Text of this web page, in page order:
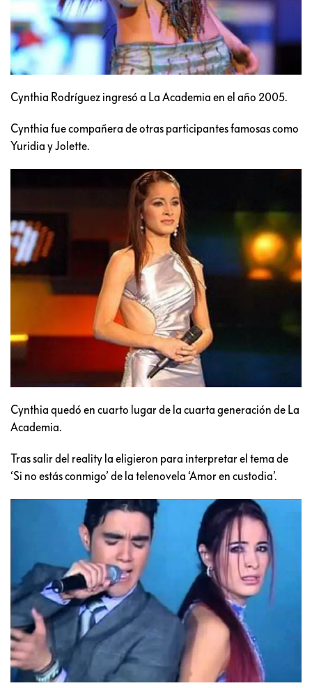
Cynthia Rodríguez ingresó a La Academia en el año 2005.
Cynthia fue compañera de otras participantes famosas como
Yuridia y Jolette.
Cynthia quedó en cuarto lugar de la cuarta generación de La
Academia.
Tras salir del reality la eligieron para interpretar el tema de
‘Si no estás conmigo’ de la telenovela ‘Amor en custodia’.